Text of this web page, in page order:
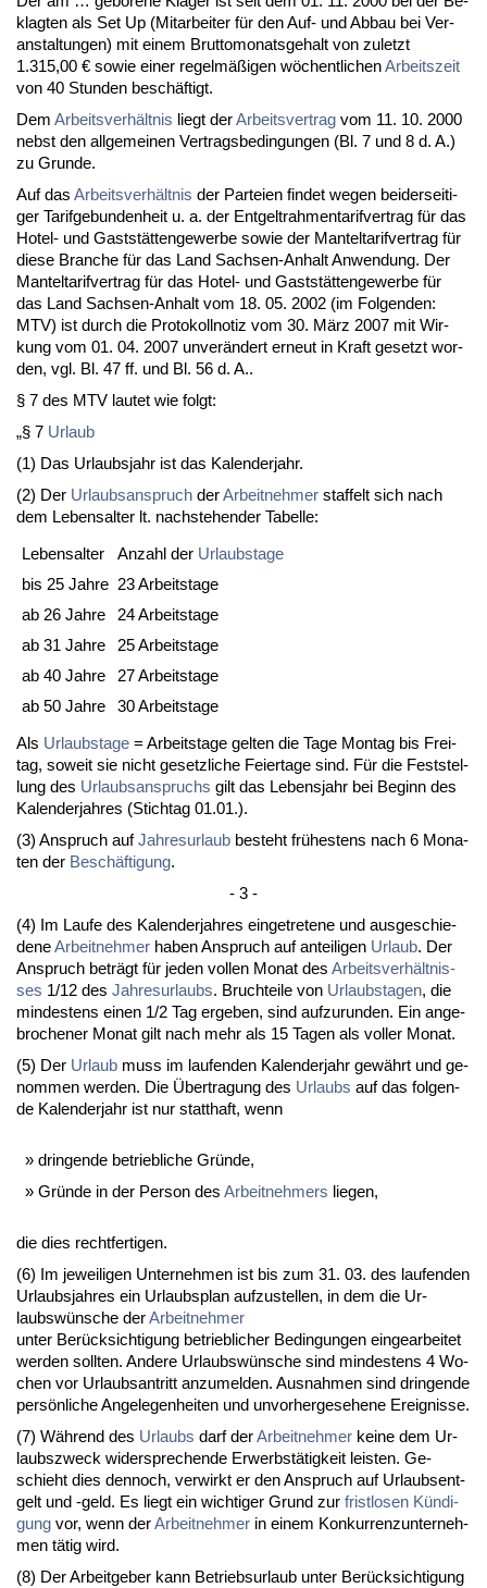
klag­ten als Set Up (Mit­ar­bei­ter für den Auf- und Ab­bau bei Ver­
an­stal­tun­gen) mit ei­nem Brut­to­mo­nats­ge­halt von zu­letzt
1.315,00 € so­wie ei­ner re­gelmäßigen wöchent­li­chenAr­beits­zeit
von 40 St­un­den beschäftigt.
Dem Ar­beits­verhält­nis liegt derAr­beits­ver­trag vom 11. 10. 2000
nebst den all­ge­mei­nen Ver­trags­be­din­gun­gen (Bl. 7 und 8 d. A.)
zu Grun­de.
Auf das Ar­beits­verhält­nis der Par­tei­en fin­det we­gen bei­der­sei­ti­
ger Ta­rif­ge­bun­den­heit u. a. der Ent­gelt­rah­men­ta­rif­ver­trag für das
Ho­tel- und Gaststätten­ge­wer­be so­wie der Man­tel­ta­rif­ver­trag für
die­se Bran­che für das Land Sach­sen-An­halt An­wen­dung. Der
Man­tel­ta­rif­ver­trag für das Ho­tel- und Gaststätten­ge­wer­be für
das Land Sach­sen-An­halt vom 18. 05. 2002 (im Fol­gen­den:
MTV) ist durch die Pro­to­koll­no­tiz vom 30. März 2007 mit Wir­
kung vom 01. 04. 2007 un­verändert er­neut in Kraft ge­setzt wor­
den, vgl. Bl. 47 ff. und Bl. 56 d. A..
§ 7 des MTV lau­tet wie folgt:
„§ 7 Ur­laub
(1) Das Ur­laubs­jahr ist das Ka­len­der­jahr.
(2) Der Ur­laubs­an­spruch derAr­beit­neh­mer staf­felt sich nach
dem Le­bens­al­ter lt. nach­ste­hen­der Ta­bel­le:
Le­bens­al­ter
An­zahl der Ur­laubs­ta­ge
bis 25 Jah­re 23 Ar­beits­ta­ge
ab 26 Jah­re
24 Ar­beits­ta­ge
ab 31 Jah­re
25 Ar­beits­ta­ge
ab 40 Jah­re
27 Ar­beits­ta­ge
ab 50 Jah­re
30 Ar­beits­ta­ge
Als Ur­laubs­ta­ge = Ar­beits­ta­ge gel­ten die Ta­ge Mon­tag bis Frei­
tag, so­weit sie nicht ge­setz­li­che Fei­er­ta­ge sind. Für die Fest­stel­
lung des Ur­laubs­an­spruchs gilt das Le­bens­jahr bei Be­ginn des
Ka­len­der­jah­res (Stich­tag 01.01.).
(3) An­spruch aufJah­res­ur­laub be­steht frühes­tens nach 6 Mo­na­
ten der Beschäfti­gung.
- 3 -
(4) Im Lau­fe des Ka­len­der­jah­res ein­ge­tre­te­ne und aus­ge­schie­
de­neAr­beit­neh­mer ha­ben An­spruch auf an­tei­li­gen Ur­laub. Der
An­spruch beträgt für je­den vol­len Mo­nat des Ar­beits­verhält­nis­
ses 1/12 des Jah­res­ur­laubs. Bruch­tei­le von Ur­laubs­ta­gen, die
min­des­tens ei­nen 1/2 Tag er­ge­ben, sind auf­zu­run­den. Ein an­ge­
bro­che­ner Mo­nat gilt nach mehr als 15 Ta­gen als vol­ler Mo­nat.
(5) Der Ur­laub muss im lau­fen­den Ka­len­der­jahr gewährt und ge­
nom­men wer­den. Die Über­tra­gung des Ur­laubs auf das fol­gen­
de Ka­len­der­jahr ist nur statt­haft, wenn
drin­gen­de be­trieb­li­che Gründe,
Gründe in der Per­son des Ar­beit­neh­mers lie­gen,
die dies recht­fer­ti­gen.
(6) Im je­wei­li­gen Un­ter­neh­men ist bis zum 31. 03. des lau­fen­den
Ur­laubs­jah­res ein Ur­laubs­plan auf­zu­stel­len, in dem die Ur­
laubswünsche derAr­beit­neh­mer
un­ter Berück­sich­ti­gung be­trieb­li­cher Be­din­gun­gen ein­ge­ar­bei­tet
wer­den soll­ten. An­de­re Ur­laubswünsche sind min­des­tens 4 Wo­
chen vor Ur­laubs­an­tritt an­zu­mel­den. Aus­nah­men sind drin­gen­de
persönli­che An­ge­le­gen­hei­ten und un­vor­her­ge­se­he­ne Er­eig­nis­se.
(7) Während des Ur­laubs darf derAr­beit­neh­mer kei­ne dem Ur­
laubs­zweck wi­der­spre­chen­de Er­werbstätig­keit leis­ten. Ge­
schieht dies den­noch, ver­wirkt er den An­spruch auf Ur­laubs­ent­
gelt und -geld. Es liegt ein wich­ti­ger Grund zur frist­lo­sen Kündi­
gung vor, wenn derAr­beit­neh­mer in ei­nem Kon­kur­renz­un­ter­neh­
men tätig wird.
(8) Der Ar­beit­ge­ber kann Be­triebs­ur­laub un­ter Berück­sich­ti­gung